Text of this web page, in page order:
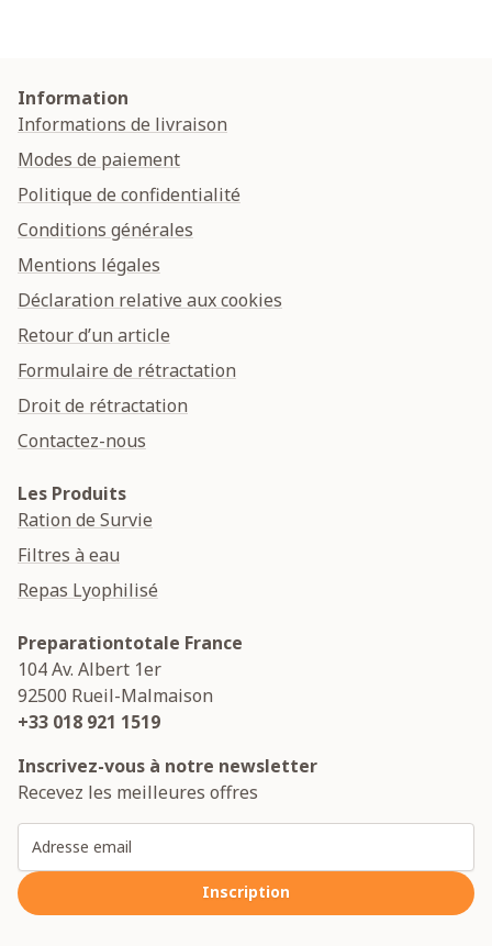
Information
Informations de livraison
Modes de paiement
Politique de confidentialité
Conditions générales
Mentions légales
Déclaration relative aux cookies
Retour d’un article
Formulaire de rétractation
Droit de rétractation
Contactez-nous
Les Produits
Ration de Survie
Filtres à eau
Repas Lyophilisé
Preparationtotale France
104 Av. Albert 1er
92500 Rueil-Malmaison
+33 018 921 1519
Inscrivez-vous à notre newsletter
Recevez les meilleures offres
Inscription